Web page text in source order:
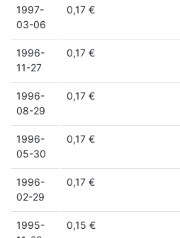
1997-
03-06
0,17 €
1996-
11-27
0,17 €
1996-
08-29
0,17 €
1996-
05-30
0,17 €
1996-
02-29
0,17 €
1995-
0,15 €